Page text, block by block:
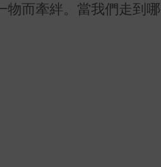
物而牽絆。當我們走到哪